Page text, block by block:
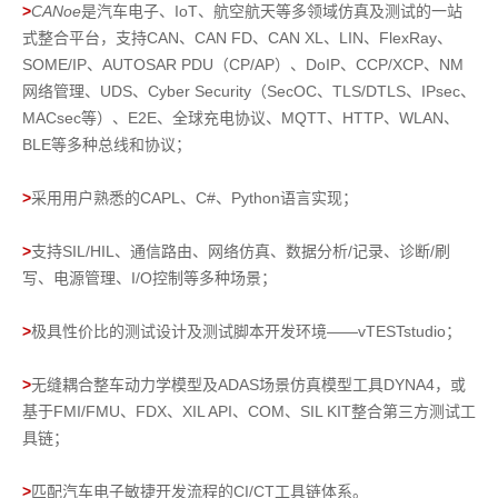
>CANoe是汽车电子、IoT、航空航天等多领域仿真及测试的一站
式整合平台，支持CAN、CAN FD、CAN XL、LIN、FlexRay、
SOME/IP、AUTOSAR PDU（CP/AP）、DoIP、CCP/XCP、NM
网络管理、UDS、Cyber Security（SecOC、TLS/DTLS、IPsec、
MACsec等）、E2E、全球充电协议、MQTT、HTTP、WLAN、
BLE等多种总线和协议；
>采用用户熟悉的CAPL、C#、Python语言实现；
>支持SIL/HIL、通信路由、网络仿真、数据分析/记录、诊断/刷
写、电源管理、I/O控制等多种场景；
>极具性价比的测试设计及测试脚本开发环境——vTESTstudio；
>无缝耦合整车动力学模型及ADAS场景仿真模型工具DYNA4，或
基于FMI/FMU、FDX、XIL API、COM、SIL KIT整合第三方测试工
具链；
>匹配汽车电子敏捷开发流程的CI/CT工具链体系。